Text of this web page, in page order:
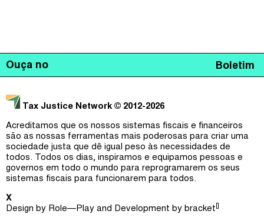
Ouça no Boletim
Tax Justice Network © 2012-2026
Acreditamos que os nossos sistemas fiscais e financeiros
são as nossas ferramentas mais poderosas para criar uma
sociedade justa que dê igual peso às necessidades de
todos. Todos os dias, inspiramos e equipamos pessoas e
governos em todo o mundo para reprogramarem os seus
sistemas fiscais para funcionarem para todos.
X
Design by Role—Play and Development by bracket